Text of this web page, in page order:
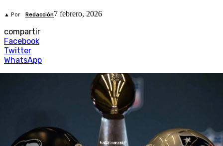
▲ Por Redacción7 febrero, 2026
compartir
Facebook
Twitter
WhatsApp